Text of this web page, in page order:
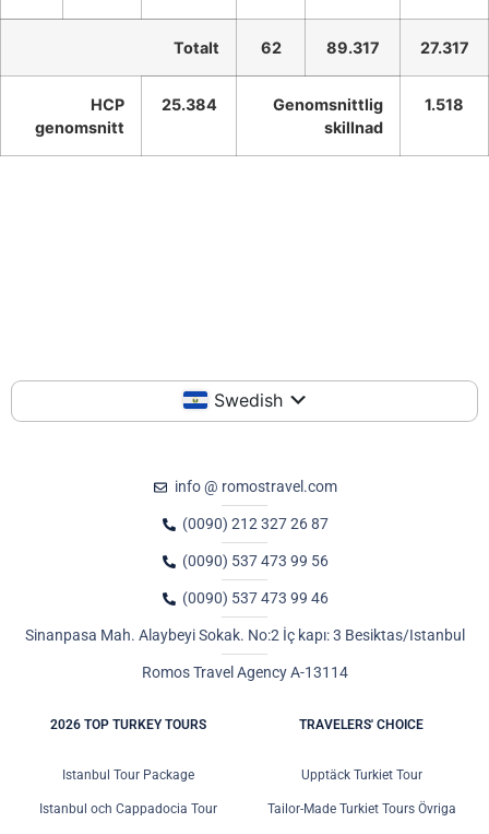
Totalt 62 89.317 27.317
HCP
genomsnitt
25.384
Genomsnittlig
skillnad
1.518
Swedish
info @ romostravel.com
(0090) 212 327 26 87
(0090) 537 473 99 56
(0090) 537 473 99 46
Sinanpasa Mah. Alaybeyi Sokak. No:2 İç kapı: 3 Besiktas/Istanbul
Romos Travel Agency A-13114
2026 TOP TURKEY TOURS
Istanbul Tour Package
Istanbul och Cappadocia Tour
TRAVELERS' CHOICE
Upptäck Turkiet Tour
Tailor-Made Turkiet Tours Övriga